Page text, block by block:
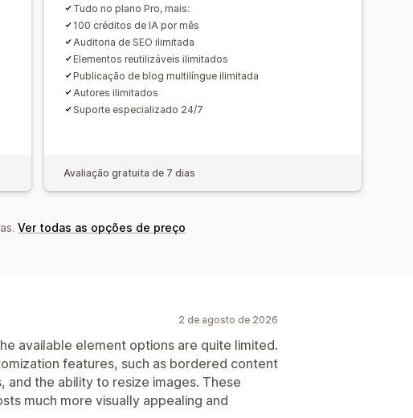
Tudo no plano Pro, mais:
100 créditos de IA por mês
Auditoria de SEO ilimitada
Elementos reutilizáveis ilimitados
Publicação de blog multilíngue ilimitada
Autores ilimitados
Suporte especializado 24/7
Avaliação gratuita de 7 dias
Ver todas as opções de preço
2 de agosto de 2026
available element options are quite limited.
features, such as bordered content
the ability to resize images. These
much more visually appealing and